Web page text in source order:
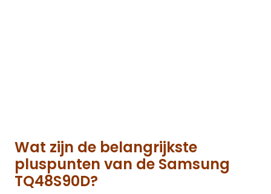
Wat zijn de belangrijkste
pluspunten van de Samsung
TQ48S90D?